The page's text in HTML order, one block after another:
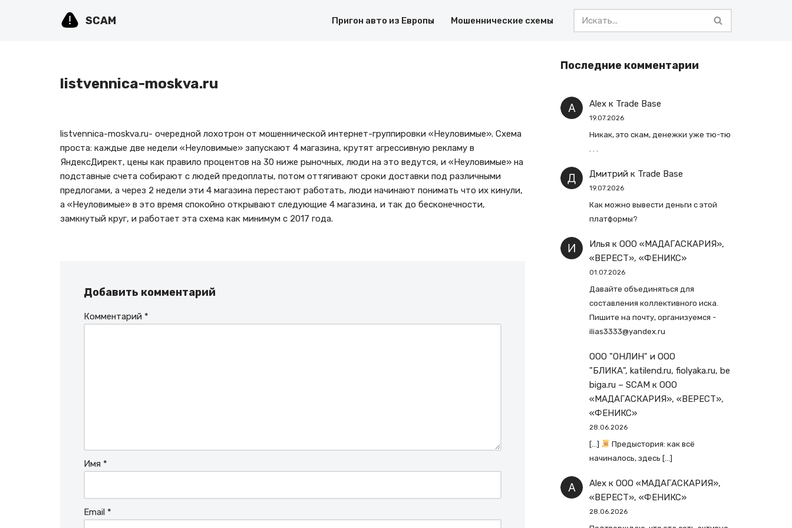
SCAM Пригон авто из Европы Мошеннические схемы
listvennica-moskva.ru
listvennica-moskva.ru- очередной лохотрон от мошеннической интернет-группировки «Неуловимые». Схема
проста: каждые две недели «Неуловимые» запускают 4 магазина, крутят агрессивную рекламу в
ЯндексДирект, цены как правило процентов на 30 ниже рыночных, люди на это ведутся, и «Неуловимые» на
подставные счета собирают с людей предоплаты, потом оттягивают сроки доставки под различными
предлогами, а через 2 недели эти 4 магазина перестают работать, люди начинают понимать что их кинули,
а «Неуловимые» в это время спокойно открывают следующие 4 магазина, и так до бесконечности,
замкнутый круг, и работает эта схема как минимум с 2017 года.
Добавить комментарий
Комментарий *
Имя *
Email *
Последние комментарии
Alexк Trade Base
19.07.2026
Никак, это скам, денежки уже тю-тю
Дмитрийк Trade Base
19.07.2026
Как можно вывести деньги с этой
платформы?
Ильяк ООО «МАДАГАСКАРИЯ»,
«ВЕРЕСТ», «ФЕНИКС»
01.07.2026
Давайте объединяться для
составления коллективного иска.
Пишите на почту, организуемся -
ilias3333@yandex.ru
ООО "ОНЛИН" и ООО
"БЛИКА", katilend.ru, fiolyaka.ru, be
biga.ru – SCAMк ООО
«МАДАГАСКАРИЯ», «ВЕРЕСТ»,
«ФЕНИКС»
28.06.2026
[…]
Предыстория: как всё
начиналось, здесь […]
Alexк ООО «МАДАГАСКАРИЯ»,
«ВЕРЕСТ», «ФЕНИКС»
28.06.2026